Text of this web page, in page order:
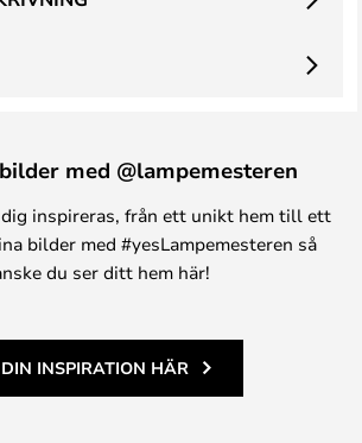
med @lampemesteren
inspireras, från ett unikt hem till ett
bilder med #yesLampemesteren så
du ser ditt hem här!
INSPIRATION HÄR